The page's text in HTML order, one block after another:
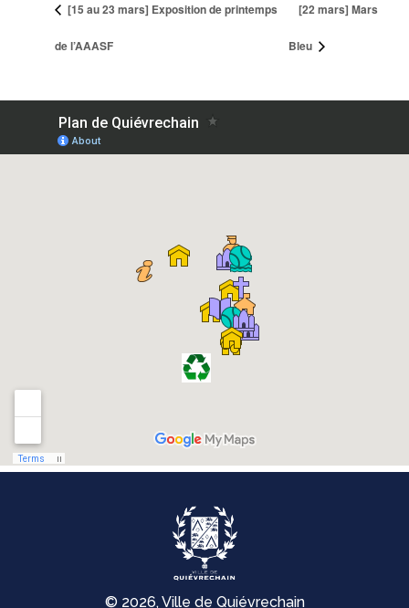
[15 au 23 mars] Exposition de printemps
de l’AAASF
[22 mars] Mars
Bleu
© 2026, Ville de Quiévrechain